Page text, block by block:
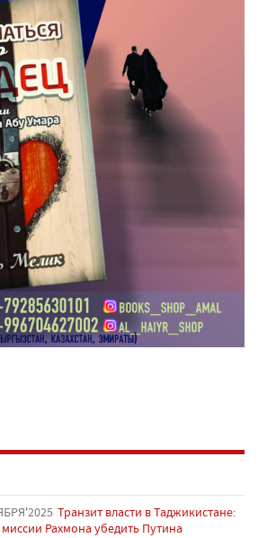
Транзит власти в Таджикистане:
Рахмона убедить Путина